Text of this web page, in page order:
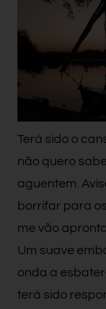
Terá sido o
não quero
aguentem.
borrifar para
me vão
Um suave
onda a
terá sido